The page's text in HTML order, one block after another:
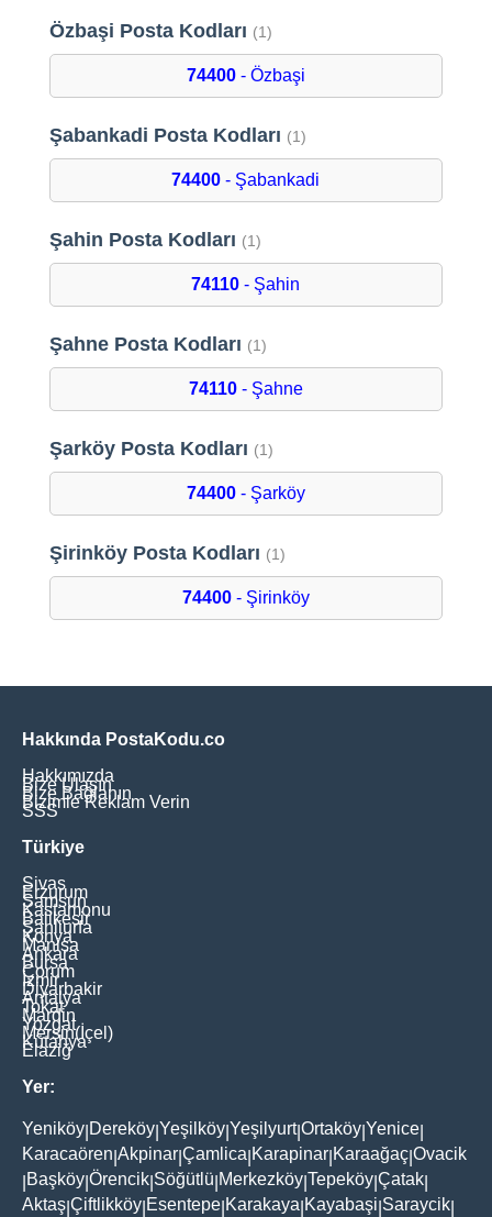
Özbaşi Posta Kodları (1)
74400- Özbaşi
Şabankadi Posta Kodları (1)
74400 - Şabankadi
Şahin Posta Kodları (1)
74110 - Şahin
Şahne Posta Kodları (1)
74110- Şahne
Şarköy Posta Kodları (1)
74400- Şarköy
Şirinköy Posta Kodları (1)
74400- Şirinköy
Hakkında PostaKodu.co
Hakkımızda
Bize Ulaşın
Bize Bağlanın
Bizimle Reklam Verin
SSS
Türkiye
Sivas
Erzurum
Samsun
Kastamonu
Balikesir
Şanliurfa
Konya
Manisa
Ankara
Bursa
Çorum
İzmir
Diyarbakir
Antalya
Tokat
Mardin
Yozgat
Mersin(İçel)
Kütahya
Elaziğ
Yer:
Yeniköy Dereköy Yeşilköy Yeşilyurt|Ortaköy Yenice
Karacaören Akpinar Çamlica Karapinar Karaağaç Ovacik
Başköy Örencik Söğütlü Merkezköy Tepeköy Çatak
Aktaş Çiftlikköy Esentepe Karakaya Kayabaşi Saraycik